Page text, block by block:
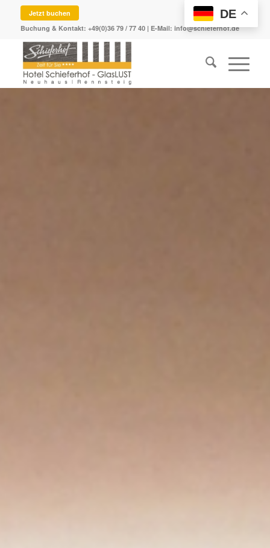
Jetzt buchen
Buchung & Kontakt: +49(0)36 79 / 77 40| E-Mail: info@schieferhof.de
DE